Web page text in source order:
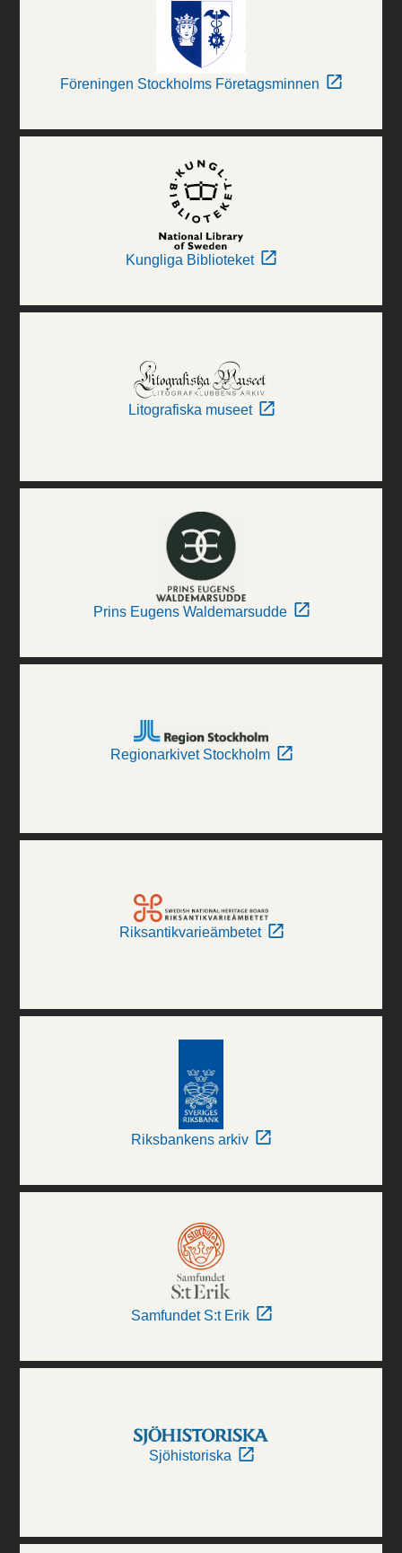
Föreningen Stockholms Företagsminnen
Kungliga Biblioteket
Litografiska museet
Prins Eugens Waldemarsudde
Regionarkivet Stockholm
Riksantikvarieämbetet
Riksbankens arkiv
Samfundet S:t Erik
Sjöhistoriska